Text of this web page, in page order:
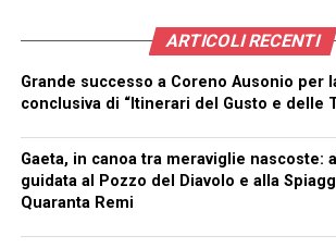
ARTICOLI RECENTI
Grande successo a Coreno Ausonio per
conclusiva di “Itinerari del Gusto e delle
Gaeta, in canoa tra meraviglie nascoste:
guidata al Pozzo del Diavolo e alla
Quaranta Remi